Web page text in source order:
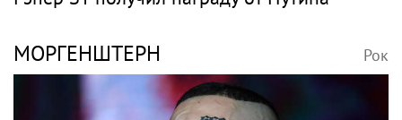
МОРГЕНШТЕРН Рок